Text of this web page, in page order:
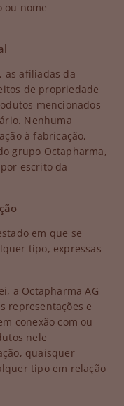
ou nome
as afiliadas da
de propriedade
mencionados
Nenhuma
à fabricação,
grupo Octapharma,
escrito da
em que se
tipo, expressas
a Octapharma AG
representações e
conexão com ou
nele
quaisquer
tipo em relação